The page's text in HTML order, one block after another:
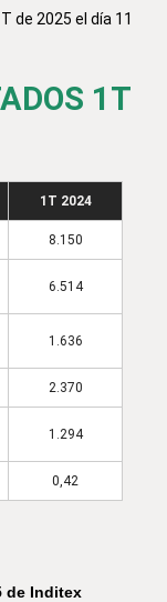
de 2025 el día 11
1T
1T 2024
8.150
6.514
1.636
2.370
1.294
0,42
de Inditex